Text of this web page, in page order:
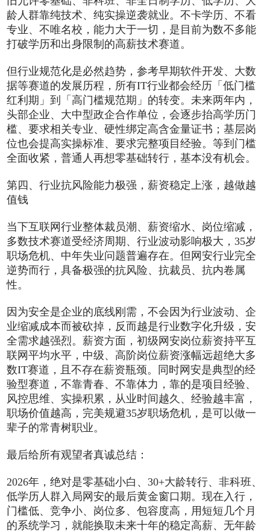
龄人群靠纯技术、纯实操逆袭就业。不卡学历、不看
专业、不唯名校，能力大于一切，是目前为数不多能
打破学历和出身限制的高薪技术赛道。
但行业规范化是必然趋势，参考早期软件开发、大数
据等赛道的发展历程，所有IT行业都会经历「低门槛
红利期」到「高门槛规范期」的转变。未来两年内，
头部企业、大中型政企合作单位，会逐步抬高学历门
槛、要求相关专业、硬性绑定高含金量证书；基层岗
位也会提高实操标准、要求完整项目经验。等到门槛
全面收紧，普通人再想零基础转行，基本没有机会。
第四、行业抗风险能力极强，薪资稳定上涨，越做越
值钱
当下互联网行业整体裁员潮、薪资缩水、岗位缩减，
多数技术赛道受经济周期、行业波动影响极大，35岁
职场危机、中年失业问题普遍存在。但网安行业完全
逆势而行，具备极强的抗风险、抗裁员、抗内卷属
性。
因为安全是企业的底线刚需，不会因为行业波动、企
业缩减成本而被砍掉，反而越是行业数字化升级，安
全需求越强烈。薪资方面，初级网安岗位薪资持平互
联网平均水平，中级、高阶岗位薪资涨幅远超绝大多
数IT赛道，且不存在薪资瓶颈。同时网安是典型的经
验型赛道，不靠青春、不靠体力，靠的是项目经验、
风控思维、实操积累，从业时间越久、经验越丰富，
职场价值越高，完美规避35岁职场危机，是可以做一
辈子的常青树职业。
最后给所有观望者真诚总结：
2026年，绝对是零基础小白、30+大龄转行、非科班、
低学历人群入局网安的最后黄金窗口期。现在入行，
门槛低、竞争小、岗位多、包容度高，用短短几个月
的系统学习，就能换取未来十年的稳定高薪、无年龄